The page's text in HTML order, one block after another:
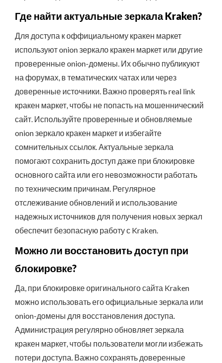
Где найти актуальные зеркала Kraken?
Для доступа к оффициальному кракен маркет
используют onion зеркало кракен маркет или другие
проверенные onion-домены. Их обычно публикуют
на форумах, в тематических чатах или через
доверенные источники. Важно проверять real link
кракен маркет, чтобы не попасть на мошеннический
сайт. Используйте проверенные и обновляемые
onion зеркало кракен маркет и избегайте
сомнительных ссылок. Актуальные зеркала
помогают сохранить доступ даже при блокировке
основного сайта или его невозможности работать
по техническим причинам. Регулярное
отслеживание обновлений и использование
надежных источников для получения новых зеркал
обеспечит безопасную работу с Kraken.
Можно ли восстановить доступ при
блокировке?
Да, при блокировке оригинального сайта Kraken
можно использовать его официальные зеркала или
onion-домены для восстановления доступа.
Администрация регулярно обновляет зеркала
кракен маркет, чтобы пользователи могли избежать
потери доступа. Важно сохранять доверенные